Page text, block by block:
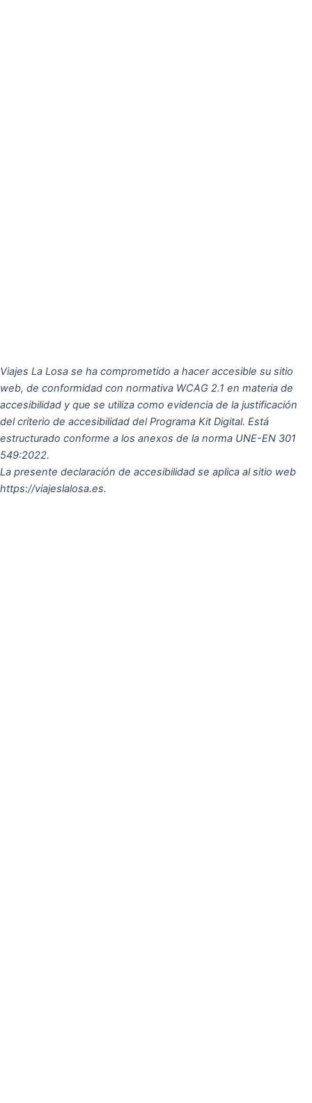
Viajes La Losa se ha comprometido a hacer accesible su sitio
web, de conformidad con normativa WCAG 2.1 en materia de
accesibilidad y que se utiliza como evidencia de la justificación
del criterio de accesibilidad del Programa Kit Digital. Está
estructurado conforme a los anexos de la norma UNE-EN 301
549:2022.
La presente declaración de accesibilidad se aplica al sitio web
https://viajeslalosa.es.